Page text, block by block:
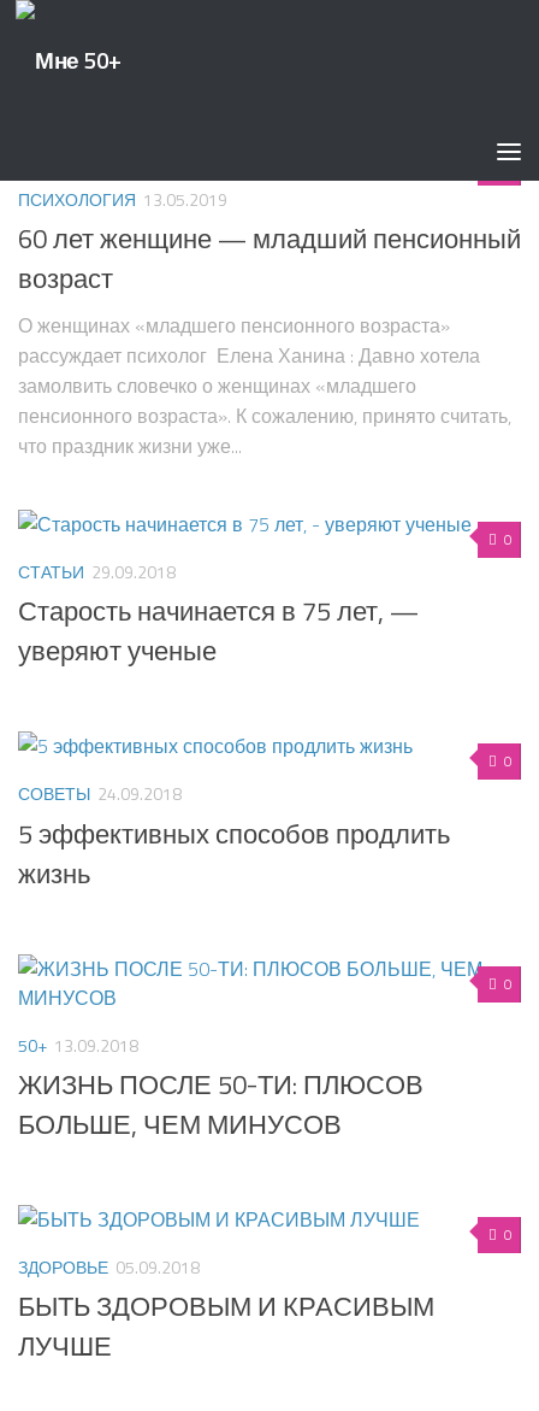
0
ПСИХОЛОГИЯ 13.05.2019
60 лет женщине — младший пенсионный
возраст
О женщинах «младшего пенсионного возраста»
рассуждает психолог Елена Ханина : Давно хотела
замолвить словечко о женщинах «младшего
пенсионного возраста». К сожалению, принято считать,
что праздник жизни уже...
0
СТАТЬИ 29.09.2018
Старость начинается в 75 лет, —
уверяют ученые
0
СОВЕТЫ 24.09.2018
5 эффективных способов продлить
жизнь
0
50+ 13.09.2018
ЖИЗНЬ ПОСЛЕ 50-ТИ: ПЛЮСОВ
БОЛЬШЕ, ЧЕМ МИНУСОВ
0
ЗДОРОВЬЕ 05.09.2018
БЫТЬ ЗДОРОВЫМ И КРАСИВЫМ
ЛУЧШЕ